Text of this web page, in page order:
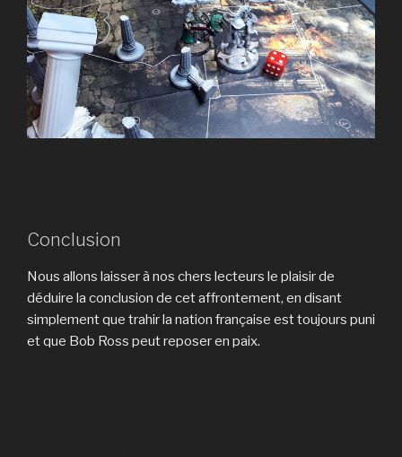
Conclusion
Nous allons laisser à nos chers lecteurs le plaisir de
déduire la conclusion de cet affrontement, en disant
simplement que trahir la nation française est toujours puni
et que Bob Ross peut reposer en paix.